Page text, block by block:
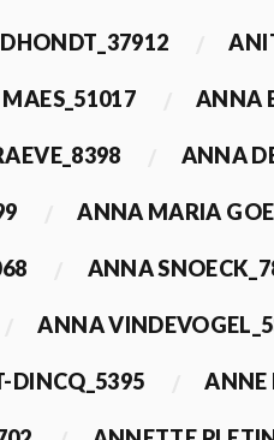
ANNA
ANNA
ANNA MARIA
ANNA
ANNA
DINCQ_5395 ANNE